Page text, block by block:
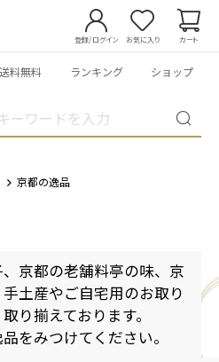
登録/ログイン お気に入り カート
送料無料 ランキング ショップ
京都の逸品
京都の老舗料亭の味、京
土産やご自宅用のお取り
り揃えております。
をみつけてください。